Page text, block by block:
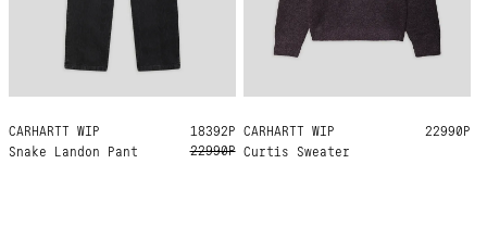
CARHARTT WIP
Snake Landon Pant
33 32 31 30
18392Р
22990Р
CARHARTT WIP
Curtis Sweater
M L XL 22990Р